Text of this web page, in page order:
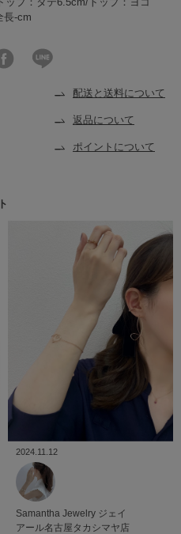
長-cm
配送と送料について
返品について
ポイントについて
2024.11.12
Samantha Jewelry ジェイ
アール名古屋タカシマヤ店